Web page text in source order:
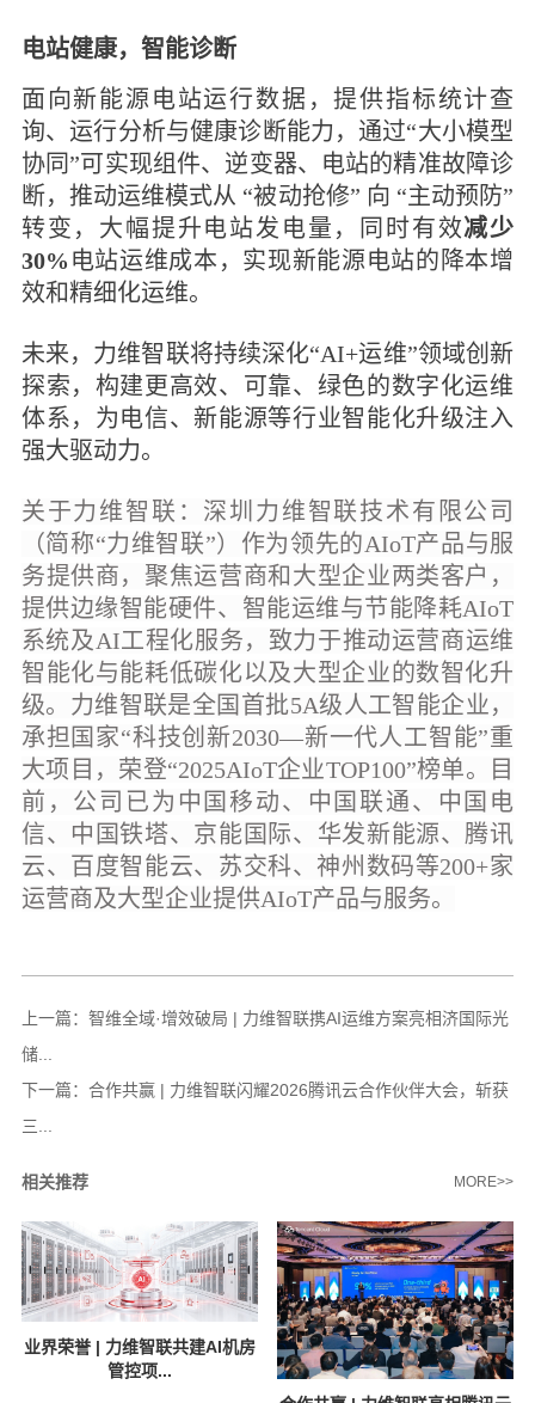
电站健康，智能诊断
面向新能源电站运行数据，提供指标统计查
询、运行分析与健康诊断能力，通过“大小模型
协同”可实现组件、逆变器、电站的精准故障诊
断，推动运维模式从 “被动抢修” 向 “主动预防”
转变，大幅提升电站发电量，同时有效减少
30% 电站运维成本，实现新能源电站的降本增
效和精细化运维。
未来，力维智联将持续深化“AI+运维”领域创新
探索，构建更高效、可靠、绿色的数字化运维
体系，为电信、新能源等行业智能化升级注入
强大驱动力。
关于力维智联：深圳力维智联技术有限公司
（简称“力维智联”）作为领先的AIoT产品与服
务提供商，聚焦运营商和大型企业两类客户，
提供边缘智能硬件、智能运维与节能降耗AIoT
系统及AI工程化服务，致力于推动运营商运维
智能化与能耗低碳化以及大型企业的数智化升
级。力维智联是全国首批5A级人工智能企业，
承担国家“科技创新2030—新一代人工智能”重
大项目，荣登“2025AIoT企业TOP100”榜单。目
前，公司已为中国移动、中国联通、中国电
信、中国铁塔、京能国际、华发新能源、腾讯
云、百度智能云、苏交科、神州数码等200+家
运营商及大型企业提供AIoT产品与服务。
上一篇： 智维全域·增效破局 | 力维智联携AI运维方案亮相济国际光
储...
下一篇： 合作共赢 | 力维智联闪耀2026腾讯云合作伙伴大会，斩获
三...
相关推荐 MORE>>
业界荣誉 | 力维智联共建AI机房
管控项...